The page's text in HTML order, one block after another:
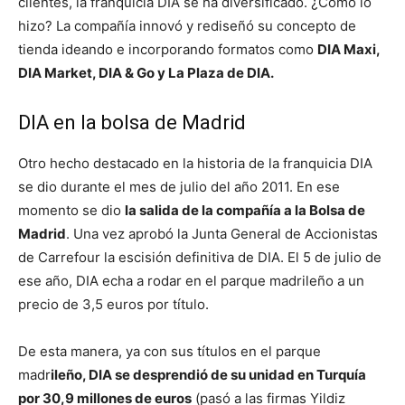
hizo? La compañía innovó y rediseñó su concepto de
tienda ideando e incorporando formatos como DIA Maxi,
DIA Market, DIA & Go y La Plaza de DIA.
DIA en la bolsa de Madrid
Otro hecho destacado en la historia de la franquicia DIA
se dio durante el mes de julio del año 2011. En ese
momento se dio la salida de la compañía a la Bolsa de
Madrid. Una vez aprobó la Junta General de Accionistas
de Carrefour la escisión definitiva de DIA. El 5 de julio de
ese año, DIA echa a rodar en el parque madrileño a un
precio de 3,5 euros por título.
De esta manera, ya con sus títulos en el parque
madrileño, DIA se desprendió de su unidad en Turquía
por 30,9 millones de euros (pasó a las firmas Yildiz